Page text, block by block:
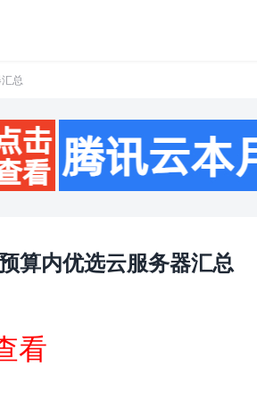
总
算内优选云服务器汇总
看